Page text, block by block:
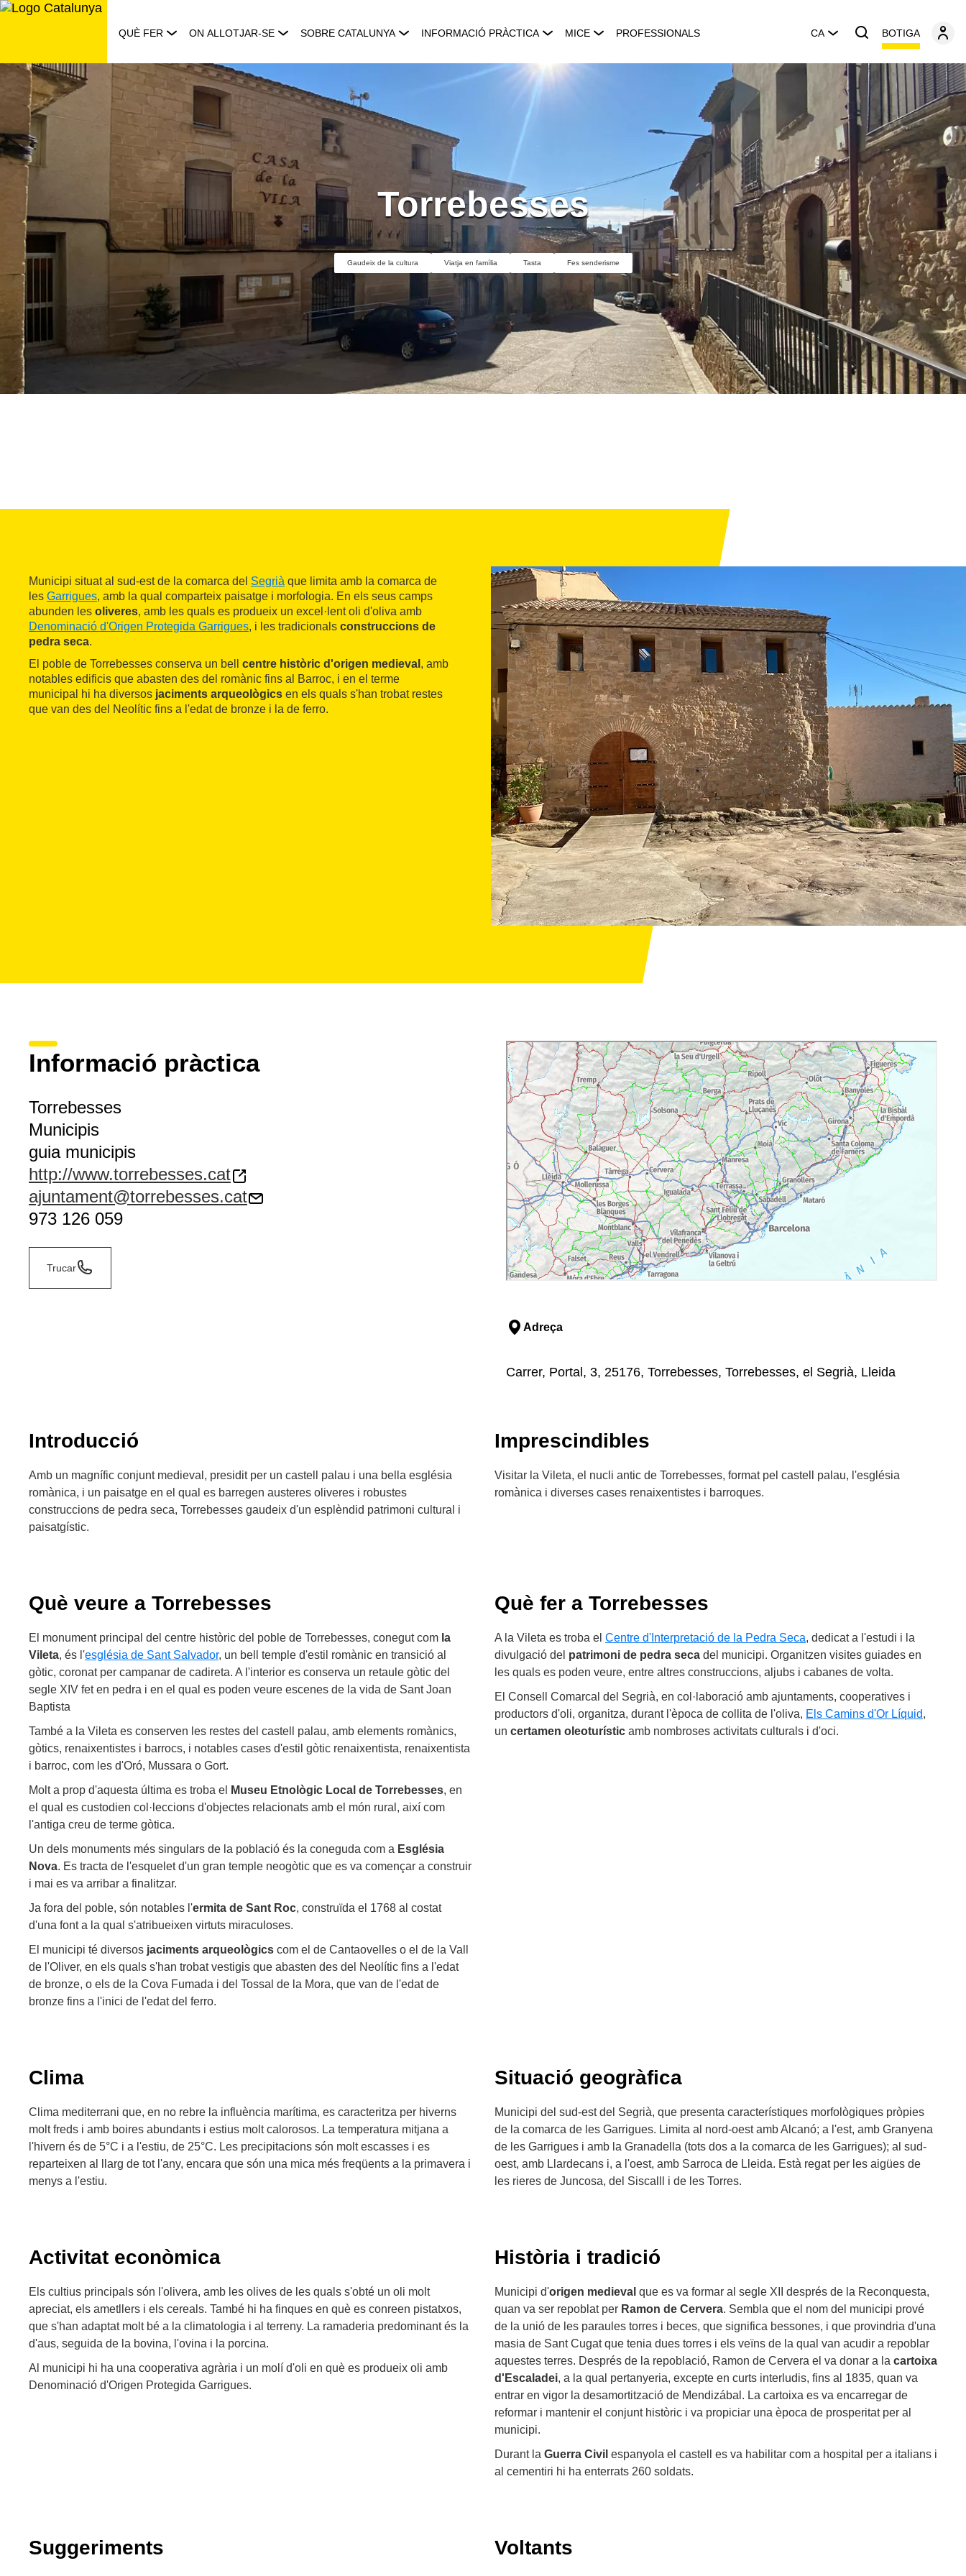
Saltar
QUÈ FER ON ALLOTJAR-SE SOBRE CATALUNYA INFORMACIÓ PRÀCTICA MICE PROFESSIONALS CA BOTIGA
Torrebesses
Gaudeix de la cultura Viatja en família Tasta Fes senderisme
Municipi situat al sud-est de la comarca del Segrià que limita amb la comarca de
les Garrigues, amb la qual comparteix paisatge i morfologia. En els seus camps
abunden les oliveres, amb les quals es produeix un excel·lent oli d'oliva amb
Denominació d'Origen Protegida Garrigues, i les tradicionals construccions de
pedra seca.
El poble de Torrebesses conserva un bell centre històric d'origen medieval , amb
notables edificis que abasten des del romànic fins al Barroc, i en el terme
municipal hi ha diversos jaciments arqueològics en els quals s'han trobat restes
que van des del Neolític fins a l'edat de bronze i la de ferro.
Informació pràctica
Torrebesses
Municipis
guia municipis
http://www.torrebesses.cat
ajuntament@torrebesses.cat
973 126 059
Trucar
Adreça
Carrer, Portal, 3, 25176, Torrebesses, Torrebesses, el Segrià, Lleida
Introducció
Amb un magnífic conjunt medieval, presidit per un castell palau i una bella església
romànica, i un paisatge en el qual es barregen austeres oliveres i robustes
construccions de pedra seca, Torrebesses gaudeix d'un esplèndid patrimoni cultural i
paisatgístic.
Imprescindibles
Visitar la Vileta, el nucli antic de Torrebesses, format pel castell palau, l'església
romànica i diverses cases renaixentistes i barroques.
Què veure a Torrebesses
El monument principal del centre històric del poble de Torrebesses, conegut com la
Vileta, és l'església de Sant Salvador, un bell temple d'estil romànic en transició al
gòtic, coronat per campanar de cadireta. A l'interior es conserva un retaule gòtic del
segle XIV fet en pedra i en el qual es poden veure escenes de la vida de Sant Joan
Baptista
També a la Vileta es conserven les restes del castell palau, amb elements romànics,
gòtics, renaixentistes i barrocs, i notables cases d'estil gòtic renaixentista, renaixentista
i barroc, com les d'Oró, Mussara o Gort.
Molt a prop d'aquesta última es troba el
Museu Etnològic Local de Torrebesses, en
el qual es custodien col·leccions d'objectes relacionats amb el món rural, així com
l'antiga creu de terme gòtica.
Un dels monuments més singulars de la població és la coneguda com a Església
Nova. Es tracta de l'esquelet d'un gran temple neogòtic que es va començar a construir
i mai es va arribar a finalitzar.
Ja fora del poble, són notables l'ermita de Sant Roc, construïda el 1768 al costat
d'una font a la qual s'atribueixen virtuts miraculoses.
El municipi té diversos jaciments arqueològics com el de Cantaovelles o el de la Vall
de l'Oliver, en els quals s'han trobat vestigis que abasten des del Neolític fins a l'edat
de bronze, o els de la Cova Fumada i del Tossal de la Mora, que van de l'edat de
bronze fins a l'inici de l'edat del ferro.
Què fer a Torrebesses
A la Vileta es troba el Centre d'Interpretació de la Pedra Seca, dedicat a l'estudi i la
divulgació del patrimoni de pedra seca del municipi. Organitzen visites guiades en
les quals es poden veure, entre altres construccions, aljubs i cabanes de volta.
El Consell Comarcal del Segrià, en col·laboració amb ajuntaments, cooperatives i
productors d'oli, organitza, durant l'època de collita de l'oliva, Els Camins d'Or Líquid,
un certamen oleoturístic amb nombroses activitats culturals i d'oci.
Clima
Clima mediterrani que, en no rebre la influència marítima, es caracteritza per hiverns
molt freds i amb boires abundants i estius molt calorosos. La temperatura mitjana a
l'hivern és de 5°C i a l'estiu, de 25°C. Les precipitacions són molt escasses i es
reparteixen al llarg de tot l'any, encara que són una mica més freqüents a la primavera i
menys a l'estiu.
Situació geogràfica
Municipi del sud-est del Segrià, que presenta característiques morfològiques pròpies
de la comarca de les Garrigues. Limita al nord-oest amb Alcanó; a l'est, amb Granyena
de les Garrigues i amb la Granadella (tots dos a la comarca de les Garrigues); al sud-
oest, amb Llardecans i, a l'oest, amb Sarroca de Lleida. Està regat per les aigües de
les rieres de Juncosa, del Siscalll i de les Torres.
Activitat econòmica
Els cultius principals són l'olivera, amb les olives de les quals s'obté un oli molt
apreciat, els ametllers i els cereals. També hi ha finques en què es conreen pistatxos,
que s'han adaptat molt bé a la climatologia i al terreny. La ramaderia predominant és la
d'aus, seguida de la bovina, l'ovina i la porcina.
Al municipi hi ha una cooperativa agrària i un molí d'oli en què es produeix oli amb
Denominació d'Origen Protegida Garrigues.
Història i tradició
Municipi d'origen medieval que es va formar al segle XII després de la Reconquesta,
quan va ser repoblat per Ramon de Cervera. Sembla que el nom del municipi prové
de la unió de les paraules torres i beces, que significa bessones, i que provindria d'una
masia de Sant Cugat que tenia dues torres i els veïns de la qual van acudir a repoblar
aquestes terres. Després de la repoblació, Ramon de Cervera el va donar a la cartoixa
d'Escaladei, a la qual pertanyeria, excepte en curts interludis, fins al 1835, quan va
entrar en vigor la desamortització de Mendizábal. La cartoixa es va encarregar de
reformar i mantenir el conjunt històric i va propiciar una època de prosperitat per al
municipi.
Durant la Guerra Civil espanyola el castell es va habilitar com a hospital per a italians i
al cementiri hi ha enterrats 260 soldats.
Suggeriments Voltants